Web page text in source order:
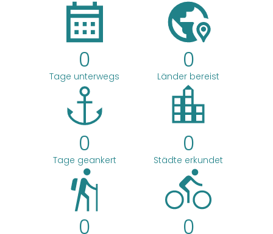
0
Tage unterwegs
0
Länder bereist
0
Tage geankert
0
Städte erkundet
0 0